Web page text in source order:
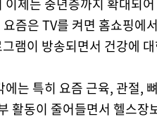
요즘은 TV를 켜면 홈쇼핑에
램이 방송되면서 건강에
에는 특히 요즘 근육, 관절,
활동이 줄어들면서 헬스